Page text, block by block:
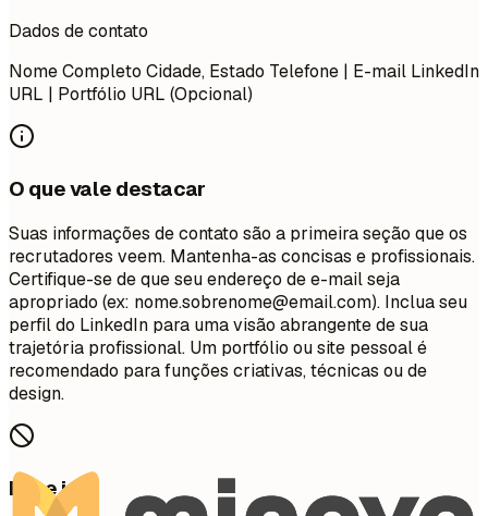
Dados de contato
Nome Completo Cidade, Estado Telefone | E-mail LinkedIn
URL | Portfólio URL (Opcional)
O que vale destacar
Suas informações de contato são a primeira seção que os
recrutadores veem. Mantenha-as concisas e profissionais.
Certifique-se de que seu endereço de e-mail seja
apropriado (ex: nome.sobrenome@email.com). Inclua seu
perfil do LinkedIn para uma visão abrangente de sua
trajetória profissional. Um portfólio ou site pessoal é
recomendado para funções criativas, técnicas ou de
design.
Evite isto